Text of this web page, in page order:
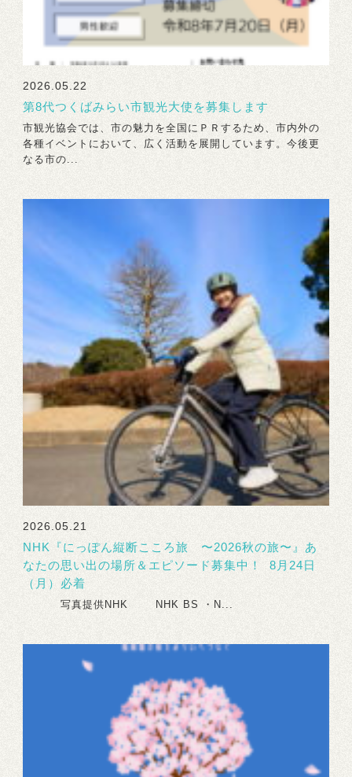
2026.05.22
第8代つくばみらい市観光大使を募集します
市観光協会では、市の魅力を全国にＰＲするため、市内外の
各種イベントにおいて、広く活動を展開しています。今後更
なる市の...
2026.05.21
NHK『にっぽん縦断こころ旅 〜2026秋の旅〜』あ
なたの思い出の場所＆エピソード募集中！ 8月24日
（月）必着
写真提供NHK NHK BS ・N...